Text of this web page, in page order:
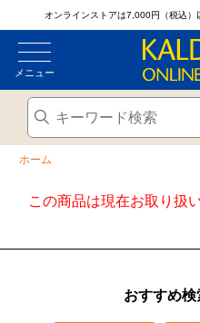
オンラインストアは7,000円（税込）
メニュー
ホーム
この商品は現在お取り扱
おすすめ